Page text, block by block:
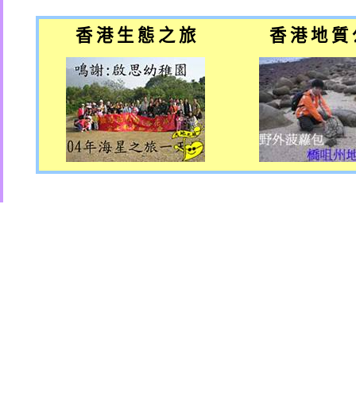
香 港 生 態 之 旅 香 港 地 質